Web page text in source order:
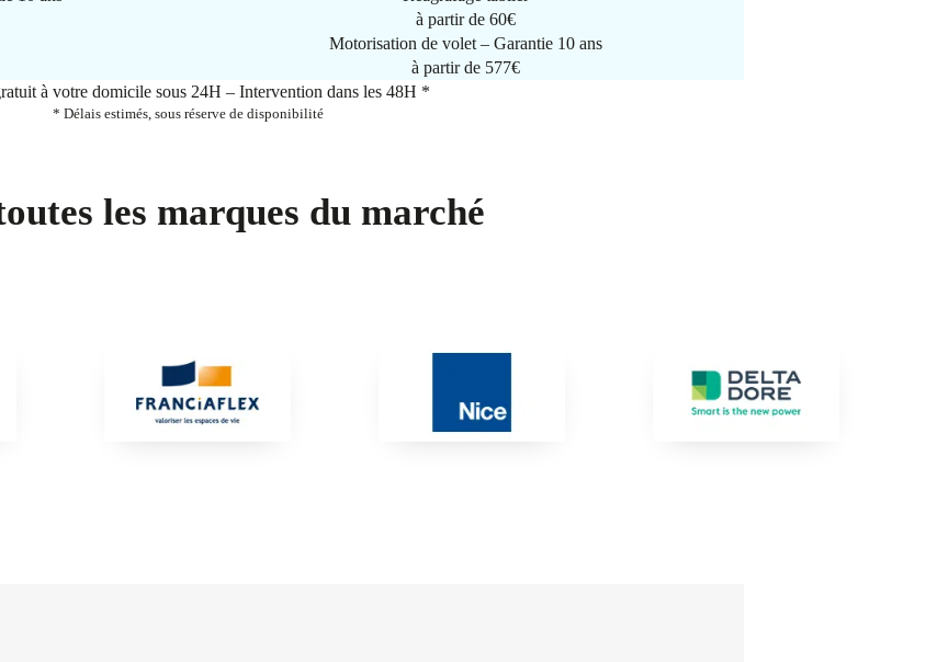
à partir de60€
Motorisation de volet – Garantie 10 ans
à partir de 577€
à votre domicile sous 24H – Intervention dans les 48H *
* Délais estimés, sous réserve de disponibilité
les marques du marché